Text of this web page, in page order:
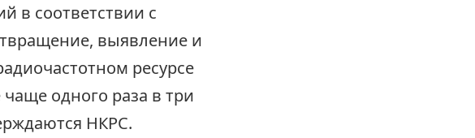
в соответствии с
выявление и
ресурсе
одного раза в три
НКРС.